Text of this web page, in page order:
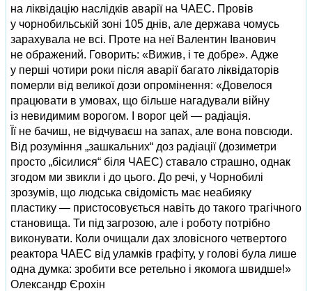
на ліквідацію наслідків аварії на ЧАЕС. Провів
у чорнобильській зоні 105 днів, але держава чомусь
зарахувала не всі. Проте на неї Валентин Іванович
не ображений. Говорить: «Вижив, і те добре». Адже
у перші чотири роки після аварії багато ліквідаторів
померли від великої дози опромінення: «Довелося
працювати в умовах, що більше нагадували війну
із невидимим ворогом. І ворог цей — радіація.
Її не бачиш, не відчуваєш на запах, але вона повсюди.
Від розуміння „зашкальних“ доз радіації (дозиметри
просто „бісилися“ біля ЧАЕС) ставало страшно, однак
згодом ми звикли і до цього. До речі, у Чорнобилі
зрозумів, що людська свідомість має неабияку
пластику — пристосовується навіть до такого трагічного
становища. Ти під загрозою, але і роботу потрібно
виконувати. Коли очищали дах зловісного четвертого
реактора ЧАЕС від уламків графіту, у голові була лише
одна думка: зробити все ретельно і якомога швидше!»
Олександр Єрохін